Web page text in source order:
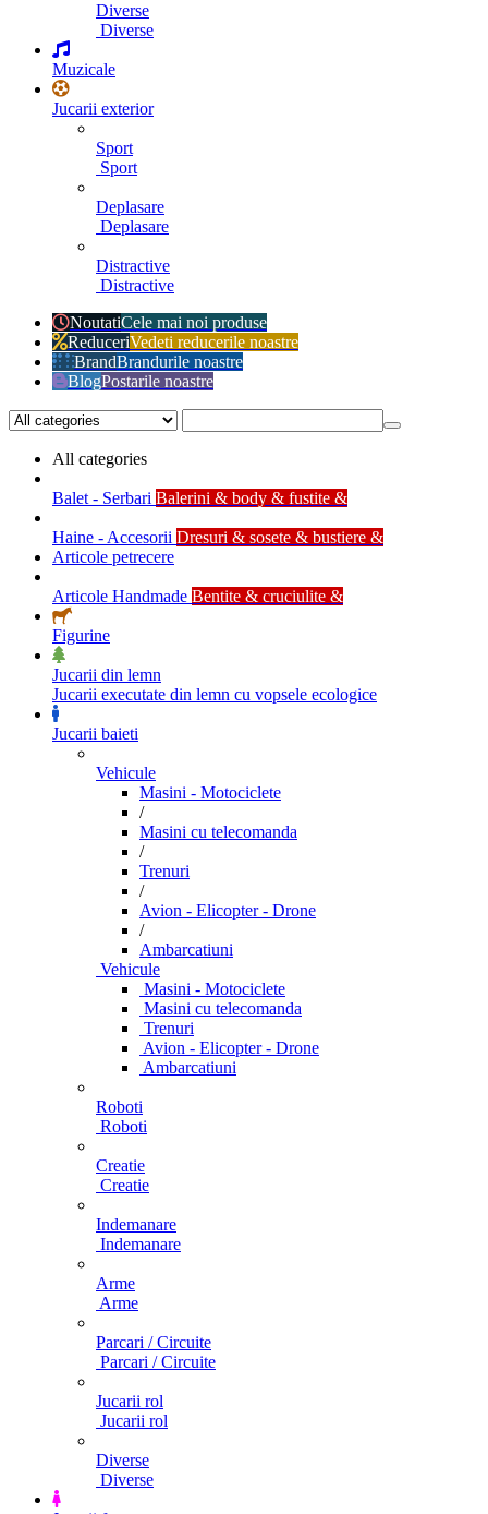
Diverse
Diverse
Muzicale
Jucarii exterior
Sport
Sport
Deplasare
Deplasare
Distractive
Distractive
NoutatiCele mai noi produse
ReduceriVedeti reducerile noastre
BrandBrandurile noastre
BlogPostarile noastre
All categories
Balet - Serbari Balerini & body & fustite &
Haine - Accesorii Dresuri & sosete & bustiere &
Articole petrecere
Articole Handmade Bentite & cruciulite &
Figurine
Jucarii din lemn
Jucarii executate din lemn cu vopsele ecologice
Jucarii baieti
Vehicule
Masini - Motociclete
/
Masini cu telecomanda
/
Trenuri
/
Avion - Elicopter - Drone
/
Ambarcatiuni
Vehicule
Masini - Motociclete
Masini cu telecomanda
Trenuri
Avion - Elicopter - Drone
Ambarcatiuni
Roboti
Roboti
Creatie
Creatie
Indemanare
Indemanare
Arme
Arme
Parcari / Circuite
Parcari / Circuite
Jucarii rol
Jucarii rol
Diverse
Diverse